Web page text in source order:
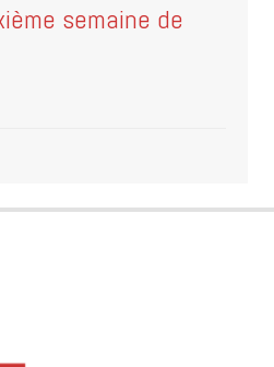
semaine de